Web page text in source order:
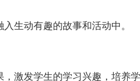
生动有趣的故事和活动中。
激发学生的学习兴趣，培养学